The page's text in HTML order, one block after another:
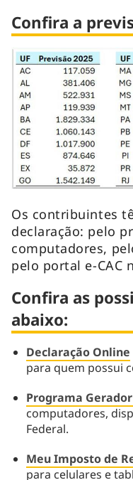
Confira a
Os contribuintes
declaração: pelo
computadores,
pelo portal e-CAC
Confira as
abaixo:
Declaração Online
para quem possui
Programa
computadores,
Federal.
Meu Imposto de
para celulares e